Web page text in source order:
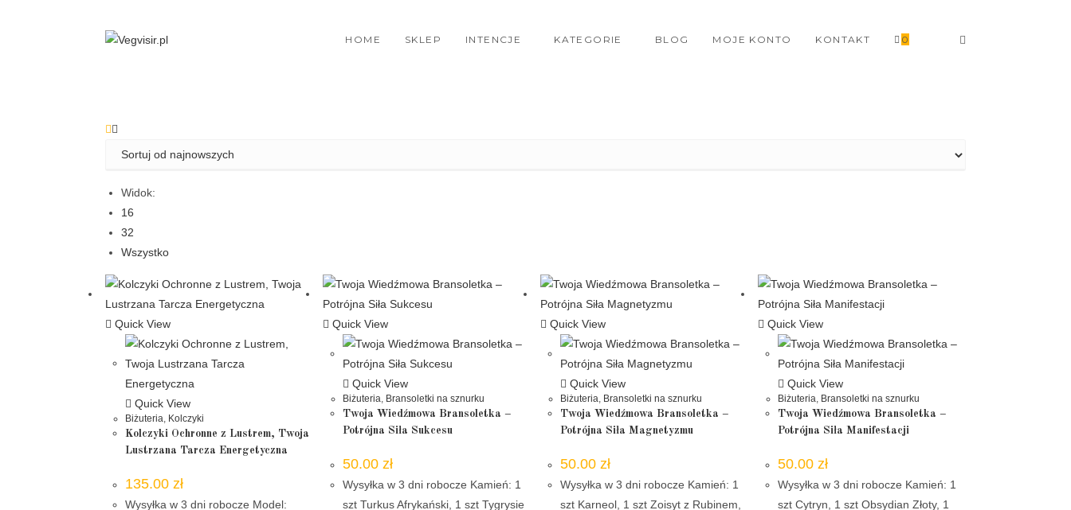
HOME SKLEP INTENCJE KATEGORIE BLOG MOJE KONTO KONTAKT 0
Widok:
16
32
Wszystko
Quick View
Quick View
Biżuteria, Kolczyki
Kolczyki Ochronne z Lustrem, Twoja
Lustrzana Tarcza Energetyczna
135.00 zł
Wysyłka w 3 dni robocze Model:
Quick View
Quick View
Biżuteria, Bransoletki na sznurku
Twoja Wiedźmowa Bransoletka –
Potrójna Siła Sukcesu
50.00zł
Wysyłka w 3 dni robocze Kamień: 1
szt Turkus Afrykański, 1 szt Tygrysie
Quick View
Quick View
Biżuteria, Bransoletki na sznurku
Twoja Wiedźmowa Bransoletka –
Potrójna Siła Magnetyzmu
50.00zł
Wysyłka w 3 dni robocze Kamień: 1
szt Karneol, 1 szt Zoisyt z Rubinem,
Quick View
Quick View
Biżuteria, Bransoletki na sznurku
Twoja Wiedźmowa Bransoletka –
Potrójna Siła Manifestacji
50.00zł
Wysyłka w 3 dni robocze Kamień: 1
szt Cytryn, 1 szt Obsydian Złoty, 1